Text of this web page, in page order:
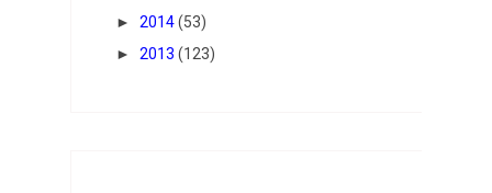
► 2014(53)
► 2013 (123)